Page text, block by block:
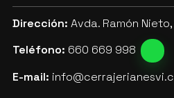
Dirección: Avda. Ramón
Teléfono: 660 669 998
E-mail: